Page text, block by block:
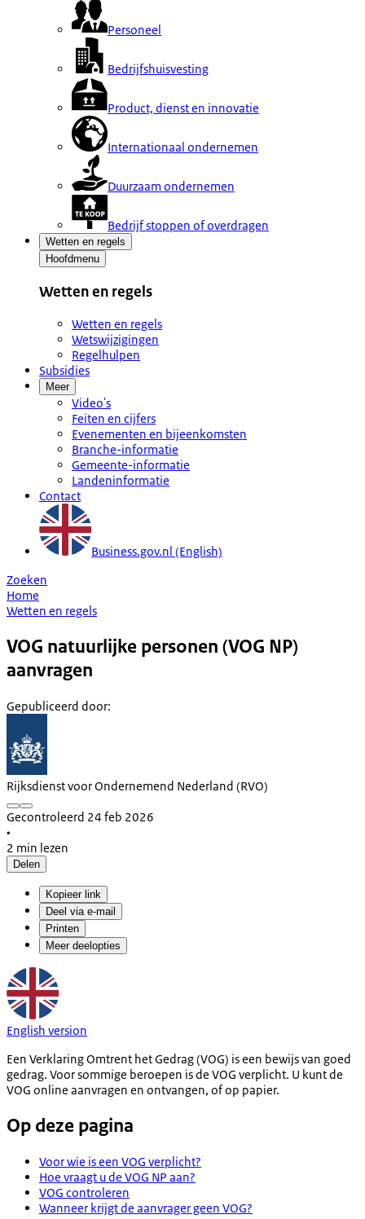
Personeel
Bedrijfshuisvesting
Product, dienst en innovatie
Internationaal ondernemen
Duurzaam ondernemen
Bedrijf stoppen of overdragen
Wetten en regels
Hoofdmenu
Wetten en regels
Wetten en regels
Wetswijzigingen
Regelhulpen
Subsidies
Meer
Video's
Feiten en cijfers
Evenementen en bijeenkomsten
Branche-informatie
Gemeente-informatie
Landeninformatie
Contact
Business.gov.nl (English)
Zoeken
Home
Wetten en regels
VOG natuurlijke personen (VOG NP)
aanvragen
Gepubliceerd door:
Rijksdienst voor Ondernemend Nederland (RVO)
Gecontroleerd 24 feb 2026
•
2 min lezen
Delen
Kopieer link
Deel via e-mail
Printen
Meer deelopties
English version
Een Verklaring Omtrent het Gedrag (VOG) is een bewijs van goed
gedrag. Voor sommige beroepen is de VOG verplicht. U kunt de
VOG online aanvragen en ontvangen, of op papier.
Op deze pagina
Voor wie is een VOG verplicht?
Hoe vraagt u de VOG NP aan?
VOG controleren
Wanneer krijgt de aanvrager geen VOG?